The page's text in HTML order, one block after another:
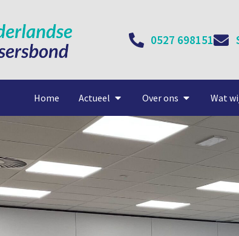
0527 698151
Home Actueel Over ons Wat